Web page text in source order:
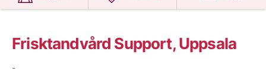
Frisktandvård Support, Uppsala
-